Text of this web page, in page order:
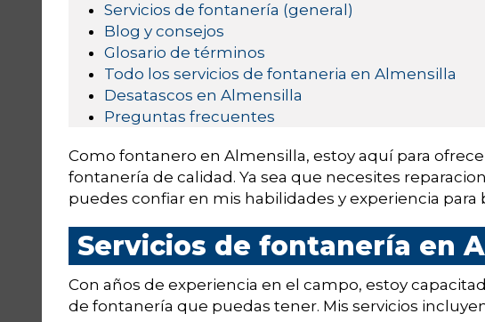
Servicios de fontanería (general)
Blog y consejos
Glosario de términos
Todo los servicios de fontaneria en Almensilla
Desatascos en Almensilla
Preguntas frecuentes
Como fontanero en Almensilla, estoy aquí para
fontanería de calidad. Ya sea que necesites
puedes confiar en mis habilidades y experiencia
Servicios de fontanería en
Con años de experiencia en el campo, estoy
de fontanería que puedas tener. Mis servicios